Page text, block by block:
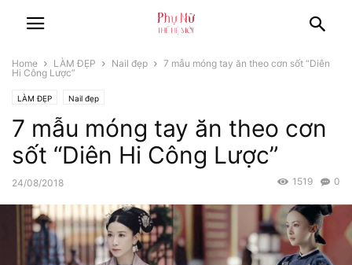
Home LÀM ĐẸP Nail đẹp
7 mẫu móng tay ăn theo cơn sốt “Diên
Hi Công Lược”
LÀM ĐẸP Nail đẹp
7 mẫu móng tay ăn theo cơn
sốt “Diên Hi Công Lược”
24/08/2018 0
1519